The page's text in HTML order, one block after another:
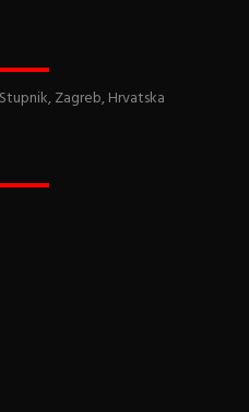
Zagreb, Hrvatska